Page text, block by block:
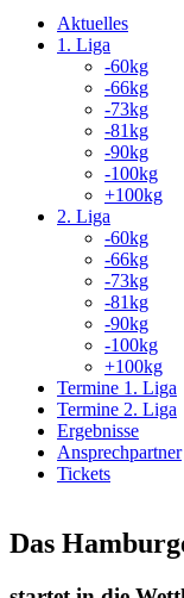
Aktuelles
1. Liga
-60kg
-66kg
-73kg
-81kg
-90kg
-100kg
+100kg
2. Liga
-60kg
-66kg
-73kg
-81kg
-90kg
-100kg
+100kg
Termine 1. Liga
Termine 2. Liga
Ergebnisse
Ansprechpartner
Tickets
Das